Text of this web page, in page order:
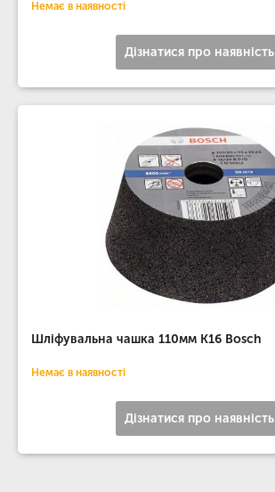
Немає в наявності
Дізнатися про наявність
Шліфувальна чашка 110мм K16 Bosch
Немає в наявності
Дізнатися про наявність